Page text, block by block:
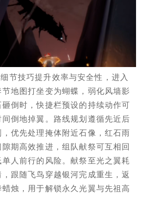
节技巧提升效率与安全性，进入
地图打坐变为蝴蝶，弱化风墙影
倒时，快捷栏预设的持续动作可
倒地掉翼。路线规划遵循先近后
优先处理掩体附近石像，红石雨
期高效推进，组队献祭可互相回
人前行的风险。献祭至光之翼耗
跟随飞鸟穿越银河完成重生，返
烛，用于解锁永久光翼与先祖高